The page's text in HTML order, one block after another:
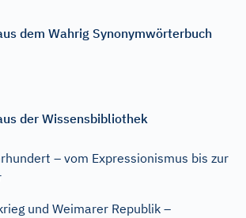
dem Wahrig Synonymwörterbuch
der Wissensbibliothek
– vom Expressionismus bis zur
und Weimarer Republik –